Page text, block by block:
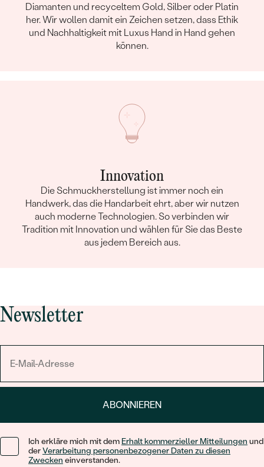
Diamanten und recyceltem Gold, Silber oder Platin
her. Wir wollen damit ein Zeichen setzen, dass Ethik
und Nachhaltigkeit mit Luxus Hand in Hand gehen
können.
Innovation
Die Schmuckherstellung ist immer noch ein
Handwerk, das die Handarbeit ehrt, aber wir nutzen
auch moderne Technologien. So verbinden wir
Tradition mit Innovation und wählen für Sie das Beste
aus jedem Bereich aus.
Newsletter
ABONNIEREN
Ich erkläre mich mit dem Erhalt kommerzieller Mitteilungen und
derVerarbeitung personenbezogener Daten zu diesen
Zwecken einverstanden.